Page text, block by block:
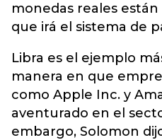
monedas reales
que irá el sistema de
Libra es el ejemplo
manera en que
como Apple Inc. y
aventurado en el
embargo, Solomon